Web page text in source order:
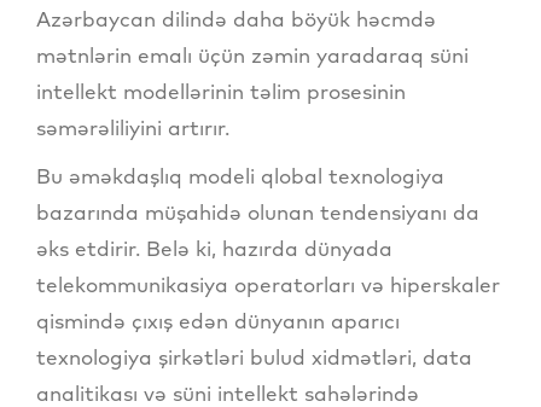
Azərbaycan dilində daha böyük həcmdə
mətnlərin emalı üçün zəmin yaradaraq süni
intellekt modellərinin təlim prosesinin
səmərəliliyini artırır.
Bu əməkdaşlıq modeli qlobal texnologiya
bazarında müşahidə olunan tendensiyanı da
əks etdirir. Belə ki, hazırda dünyada
telekommunikasiya operatorları və hiperskaler
qismində çıxış edən dünyanın aparıcı
texnologiya şirkətləri bulud xidmətləri, data
analitikası və süni intellekt sahələrində